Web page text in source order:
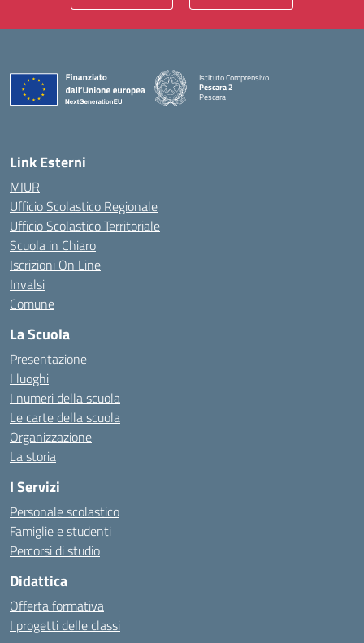
Istituto Comprensivo
Pescara 2
Pescara
Link Esterni
MIUR
Ufficio Scolastico Regionale
Ufficio Scolastico Territoriale
Scuola in Chiaro
Iscrizioni On Line
Invalsi
Comune
La Scuola
Presentazione
I luoghi
I numeri della scuola
Le carte della scuola
Organizzazione
La storia
I Servizi
Personale scolastico
Famiglie e studenti
Percorsi di studio
Didattica
Offerta formativa
I progetti delle classi